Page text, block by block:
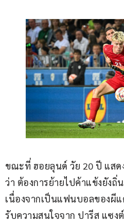
ขณะที่ ฮอยลุนด์ วัย 20 ปี แสด
ว่า ต้องการย้ายไปค้าแข้งยัง
เนื่องจากเป็นแฟนบอลของผีแ
รับความสนใจจาก ปารีส แซ